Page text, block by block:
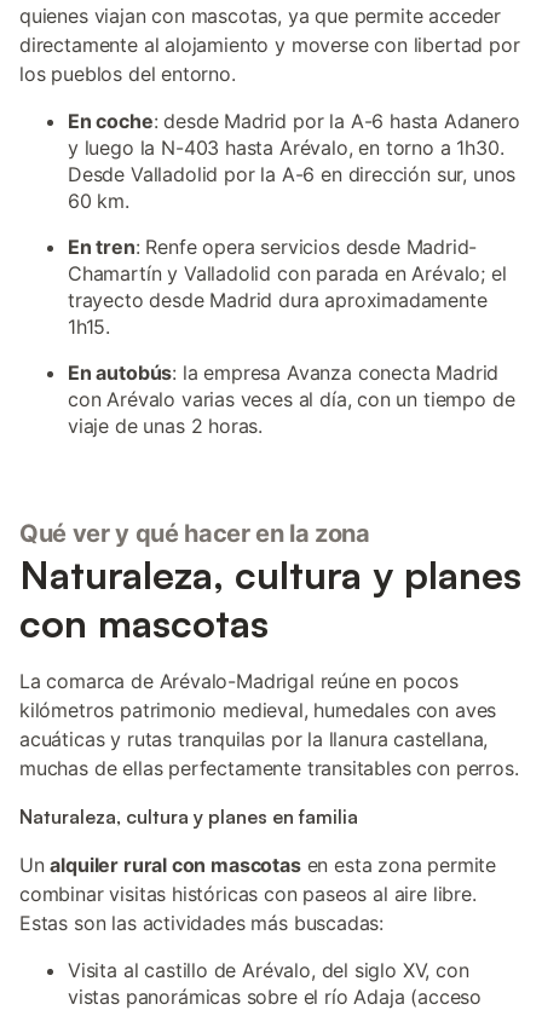
quienes viajan con mascotas, ya que permite acceder
directamente al alojamiento y moverse con libertad por
los pueblos del entorno.
En coche: desde Madrid por la A-6 hasta Adanero
y luego la N-403 hasta Arévalo, en torno a 1h30.
Desde Valladolid por la A-6 en dirección sur, unos
60 km.
En tren: Renfe opera servicios desde Madrid-
Chamartín y Valladolid con parada en Arévalo; el
trayecto desde Madrid dura aproximadamente
1h15.
En autobús: la empresa Avanza conecta Madrid
con Arévalo varias veces al día, con un tiempo de
viaje de unas 2 horas.
Qué ver y qué hacer en la zona
Naturaleza, cultura y planes
con mascotas
La comarca de Arévalo-Madrigal reúne en pocos
kilómetros patrimonio medieval, humedales con aves
acuáticas y rutas tranquilas por la llanura castellana,
muchas de ellas perfectamente transitables con perros.
Naturaleza, cultura y planes en familia
Unalquiler rural con mascotasen esta zona permite
combinar visitas históricas con paseos al aire libre.
Estas son las actividades más buscadas:
Visita al castillo de Arévalo, del siglo XV, con
vistas panorámicas sobre el río Adaja (acceso